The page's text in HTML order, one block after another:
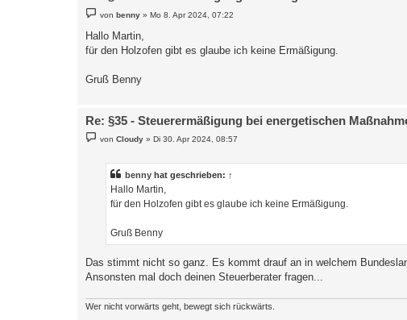
e
i
t
r
vonbenny »Mo 8. Apr 2024, 07:22
Hallo Martin,
für den Holzofen gibt es glaube ich keine Ermäßigung.
Gruß Benny
Re: §35 - Steuerermäßigung bei energetischen
e
vonCloudy »Di 30. Apr 2024, 08:57
benny hat geschrieben: ↑
Hallo Martin,
für den Holzofen gibt es glaube ich keine Ermäßigung.
Gruß Benny
Das stimmt nicht so ganz. Es kommt drauf an in welchem
Ansonsten mal doch deinen Steuerberater fragen...
Wer nicht vorwärts geht, bewegt sich rückwärts.